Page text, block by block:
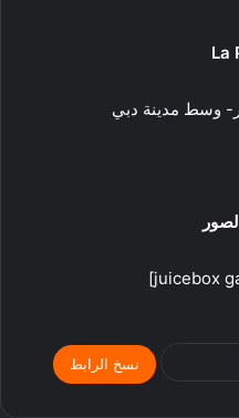
وسط مدينة دبي
نسخ الرابط